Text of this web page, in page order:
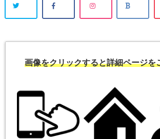
画像をクリックすると詳細ページを